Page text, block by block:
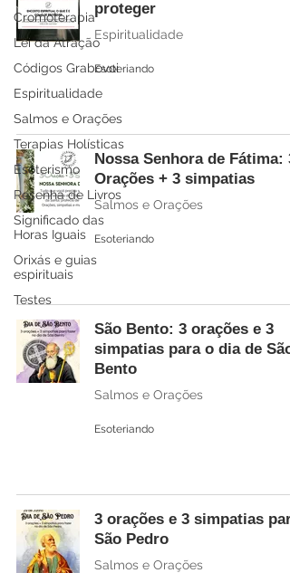
Cromoterapia
Lei da Atração
Códigos Grabovoi
Espiritualidade
Salmos e Orações
Terapias Holísticas
Esoterismo
Resenha de Livros
Significado das
Horas Iguais
Orixás e guias
espirituais
Testes
proteger
Espiritualidade
Esoteriando
Nossa Senhora de Fátima: 3
Orações + 3 simpatias
Salmos e Orações
Esoteriando
São Bento: 3 orações e 3
simpatias para o dia de São
Bento
Salmos e Orações
Esoteriando
3 orações e 3 simpatias
São Pedro
Salmos e Orações